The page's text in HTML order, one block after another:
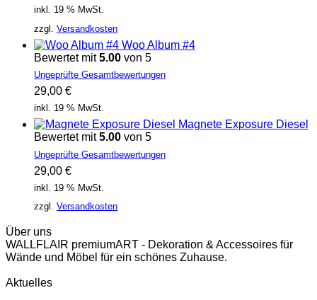
inkl. 19 % MwSt.
zzgl. Versandkosten
Woo Album #4
Bewertet mit5.00 von 5
Ungeprüfte Gesamtbewertungen
29,00 €
inkl. 19 % MwSt.
Magnete Exposure Diesel
Bewertet mit5.00 von 5
Ungeprüfte Gesamtbewertungen
29,00 €
inkl. 19 % MwSt.
zzgl. Versandkosten
Über uns
WALLFLAIR premiumART - Dekoration & Accessoires für
Wände und Möbel für ein schönes Zuhause.
Aktuelles